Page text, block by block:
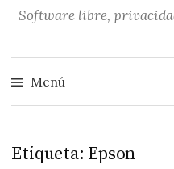
Software libre,
Menú
Etiqueta: Epson